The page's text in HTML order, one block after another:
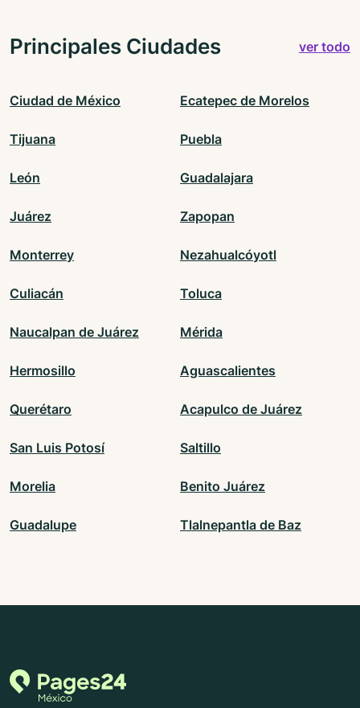
Principales Ciudades ver todo
Ciudad de México Ecatepec de Morelos
Tijuana Puebla
León Guadalajara
Juárez Zapopan
Monterrey Nezahualcóyotl
Culiacán Toluca
Naucalpan de Juárez Mérida
Hermosillo Aguascalientes
Querétaro Acapulco de Juárez
San Luis Potosí Saltillo
Morelia Benito Juárez
Guadalupe Tlalnepantla de Baz